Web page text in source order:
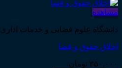
مشاهده
دانشگاه علوم قضایی و خدمات اداری
اخلاق حقوق و قضا
۳۵۰,۰۰۰ تومان